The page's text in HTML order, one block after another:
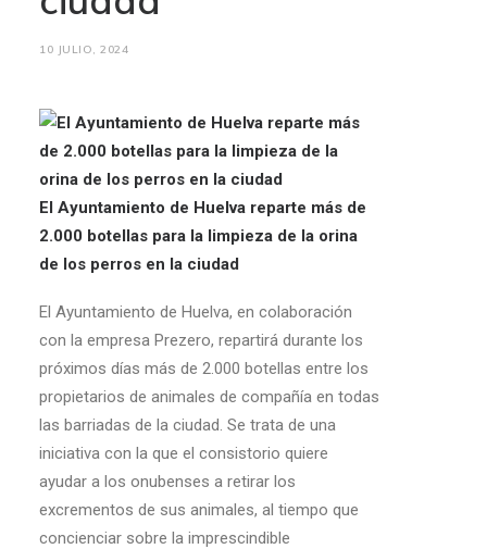
10 JULIO, 2024
El Ayuntamiento de Huelva reparte más de
2.000 botellas para la limpieza de la orina
de los perros en la ciudad
El Ayuntamiento de Huelva, en colaboración
con la empresa Prezero, repartirá durante los
próximos días más de 2.000 botellas entre los
propietarios de animales de compañía en todas
las barriadas de la ciudad. Se trata de una
iniciativa con la que el consistorio quiere
ayudar a los onubenses a retirar los
excrementos de sus animales, al tiempo que
concienciar sobre la imprescindible